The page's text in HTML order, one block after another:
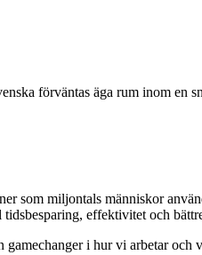
förväntas äga rum inom en
som miljontals människor
effektivitet och
i hur vi arbetar och